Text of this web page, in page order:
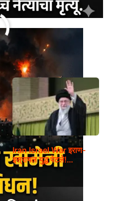
Iran Israel War इराण-
इस्रायल युद्ध पेटले!…